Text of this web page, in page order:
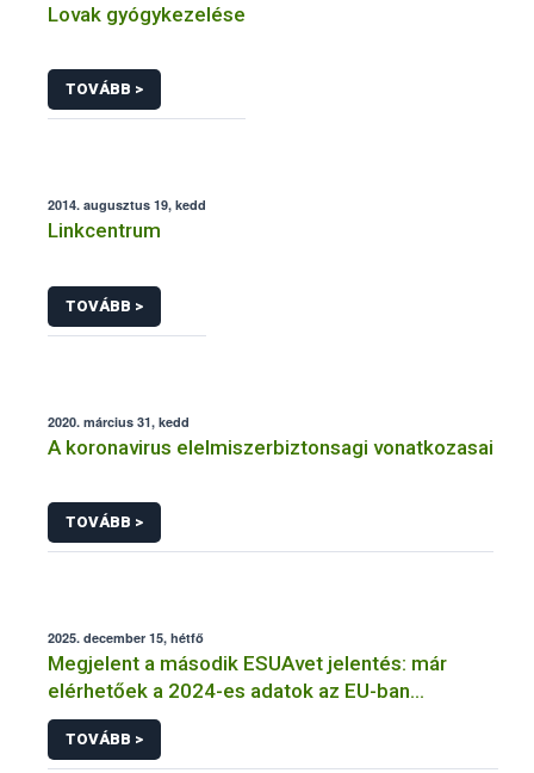
Lovak gyógykezelése
TOVÁBB >
2014. augusztus 19, kedd
Linkcentrum
TOVÁBB >
2020. március 31, kedd
A koronavirus elelmiszerbiztonsagi vonatkozasai
TOVÁBB >
2025. december 15, hétfő
Megjelent a második ESUAvet jelentés: már
elérhetőek a 2024-es adatok az EU-ban
értékesített és felhasznált állatgyógyászati
antimikrobiális szerekről
TOVÁBB >